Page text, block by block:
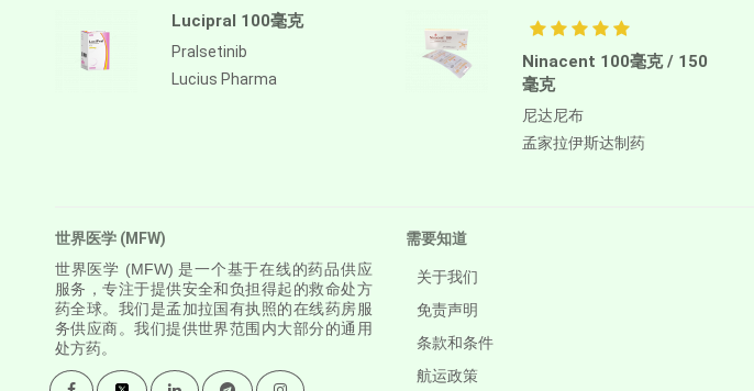
阿普斯特
Aprocitentan
Atazanavir + Ritonavir
阿特珠单抗
Atomoxetine Hydrochloride
Lucipral 100毫克
Pralsetinib
Lucius Pharma
Ninacent 100毫克 / 150
毫克
尼达尼布
孟家拉伊斯达制药
世界医学 (MFW)
世界医学 (MFW) 是一个基于在线的药品供应
服务，专注于提供安全和负担得起的救命处方
药全球。我们是孟加拉国有执照的在线药房服
务供应商。我们提供世界范围内大部分的通用
处方药。
需要知道
关于我们
免责声明
条款和条件
航运政策